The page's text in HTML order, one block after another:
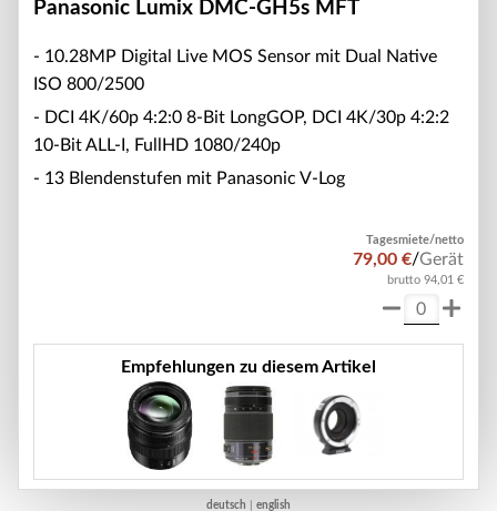
Panasonic Lumix DMC-GH5s MFT
- 10.28MP Digital Live MOS Sensor mit Dual Native
ISO 800/2500
- DCI 4K/60p 4:2:0 8-Bit LongGOP, DCI 4K/30p 4:2:2
10-Bit ALL-I, FullHD 1080/240p
- 13 Blendenstufen mit Panasonic V-Log
Empfehlungen zu diesem Artikel
Tagesmiete/netto
79,00 €/Gerät
brutto 94,01 €
deutsch english